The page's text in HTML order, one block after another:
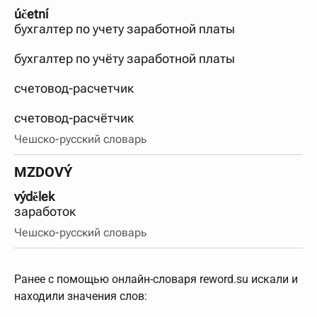
účetní
бухгалтер по учету заработной платы
бухгалтер по учёту заработной платы
счетовод-расчетчик
счетовод-расчётчик
Чешско-русский словарь
MZDOVÝ
výdělek
заработок
Чешско-русский словарь
Ранее с помощью онлайн-словаря reword.su искали и
находили значения слов: